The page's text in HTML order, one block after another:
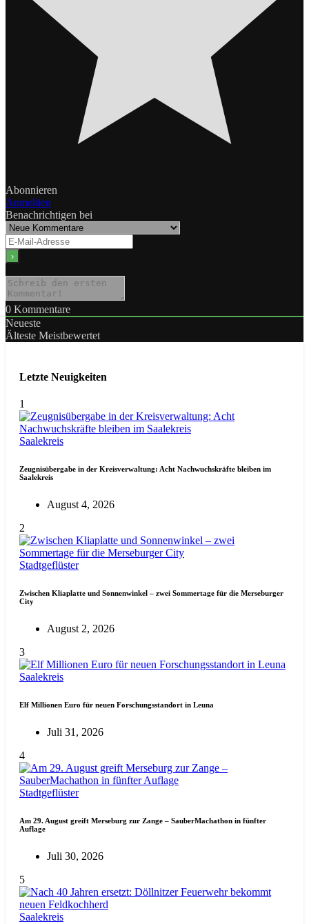
Abonnieren
Anmelden
Benachrichtigen bei
0 Kommentare
Neueste
Älteste Meistbewertet
Letzte Neuigkeiten
1
Saalekreis
Zeugnisübergabe in der Kreisverwaltung: Acht Nachwuchskräfte bleiben im
Saalekreis
August 4, 2026
2
Stadtgeflüster
Zwischen Kliaplatte und Sonnenwinkel – zwei Sommertage für die Merseburger
City
August 2, 2026
3
Saalekreis
Elf Millionen Euro für neuen Forschungsstandort in Leuna
Juli 31, 2026
4
Stadtgeflüster
Am 29. August greift Merseburg zur Zange – SauberMachathon in fünfter
Auflage
Juli 30, 2026
5
Saalekreis